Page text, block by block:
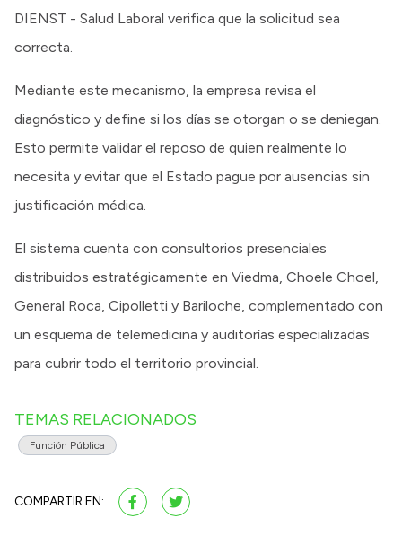
DIENST - Salud Laboral verifica que la solicitud sea
correcta.
Mediante este mecanismo, la empresa revisa el
diagnóstico y define si los días se otorgan o se deniegan.
Esto permite validar el reposo de quien realmente lo
necesita y evitar que el Estado pague por ausencias sin
justificación médica.
El sistema cuenta con consultorios presenciales
distribuidos estratégicamente en Viedma, Choele Choel,
General Roca, Cipolletti y Bariloche, complementado con
un esquema de telemedicina y auditorías especializadas
para cubrir todo el territorio provincial.
TEMAS RELACIONADOS
Función Pública
COMPARTIR EN: